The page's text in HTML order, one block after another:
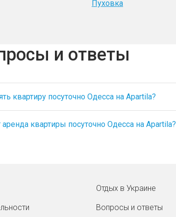
Пуховка
и ответы
квартиру посуточно Одесса на Apartila?
квартиры посуточно Одесса на Apartila?
Отдых в Украине
Вопросы и ответы